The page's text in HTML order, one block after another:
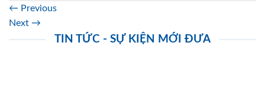
← Previous
Next →
TIN TỨC - SỰ KIỆN MỚI ĐƯA